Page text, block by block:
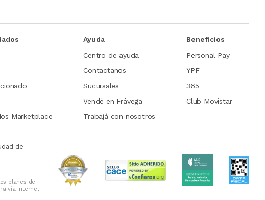
Marketplace
Ayuda
Centro de ayuda
Contactanos
Sucursales
Vendé en Frávega
Trabajá con nosotros
Beneficios
Personal Pay
YPF
365
Club Movistar
de
planes de
vía internet